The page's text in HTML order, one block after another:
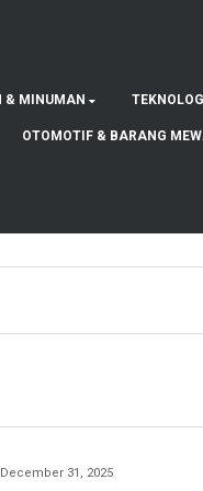
& MINUMAN
OTOMOTIF & BARANG
December 31, 2025